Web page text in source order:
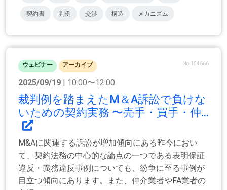
契約書 判例 交渉 構造 メカニズム
ウェビナー アーカイブ No.154666
2025/09/19 | 10:00〜12:00
裁判例を踏まえたM＆A訴訟で負けな
いための契約実務 〜売手・買手・仲...
M&Aに関連する訴訟が増加傾向にある昨今におい
て、契約法務の中心的な論点の一つである表明保証
違反・義務違反事例についても、紛争に至る事例が
目立つ傾向にあります。また、仲介業者やFA業者の